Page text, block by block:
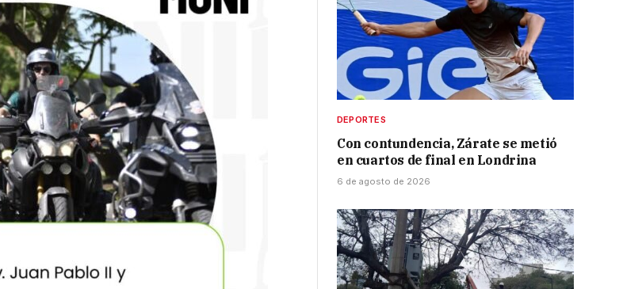
DEPORTES
Con contundencia, Zárate se metió
en cuartos de final en Londrina
6 de agosto de 2026